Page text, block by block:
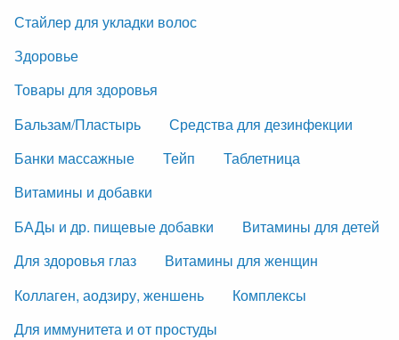
Стайлер для укладки волос
Здоровье
Товары для здоровья
Бальзам/Пластырь
Средства для дезинфекции
Банки массажные
Тейп
Таблетница
Витамины и добавки
БАДы и др. пищевые добавки
Витамины для детей
Для здоровья глаз
Витамины для женщин
Коллаген, аодзиру, женшень
Комплексы
Для иммунитета и от простуды